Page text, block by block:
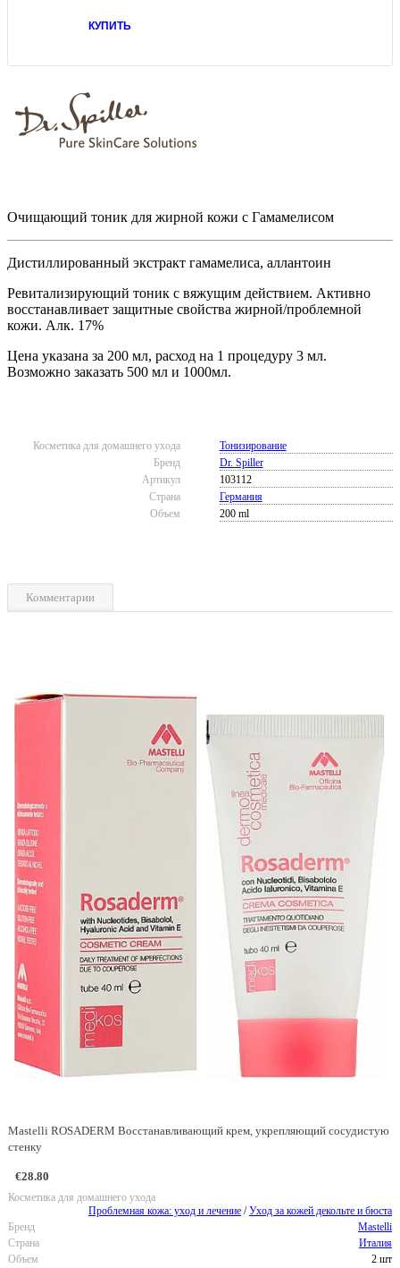
КУПИТЬ
Очищающий тоник для жирной кожи с Гамамелисом
Дистиллированный экстракт гамамелиса, аллантоин
Ревитализирующий тоник с вяжущим действием. Активно
восстанавливает защитные свойства жирной/проблемной
кожи. Алк. 17%
Цена указана за 200 мл, расход на 1 процедуру 3 мл.
Возможно заказать 500 мл и 1000мл.
Косметика для домашнего ухода
Тонизирование
Бренд
Dr. Spiller
Артикул
103112
Страна
Германия
Объем
200 ml
Комментарии
Mastelli ROSADERM Восстанавливающий крем, укрепляющий сосудистую
стенку
€28.80
Косметика для домашнего ухода
Проблемная кожа: уход и лечение /Уход за кожей декольте и бюста
Бренд
Mastelli
Страна
Италия
Объем
2 шт